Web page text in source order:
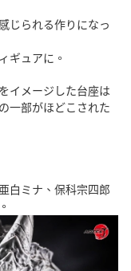
じられる作りになっ
ギュアに。
イメージした台座は
一部がほどこされた
白ミナ、保科宗四郎